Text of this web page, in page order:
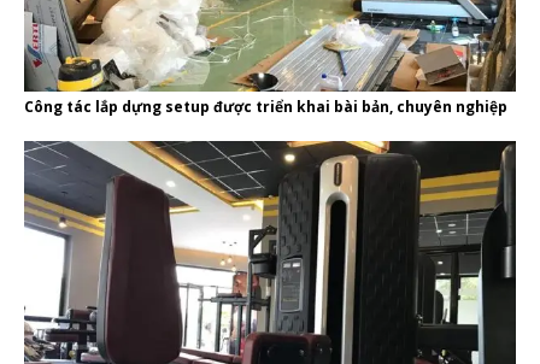
Công tác lắp dựng setup được triển khai bài bản, chuyên nghiệp